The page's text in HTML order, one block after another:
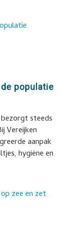
populatie
steeds
Vereijken
aanpak
hygiëne en